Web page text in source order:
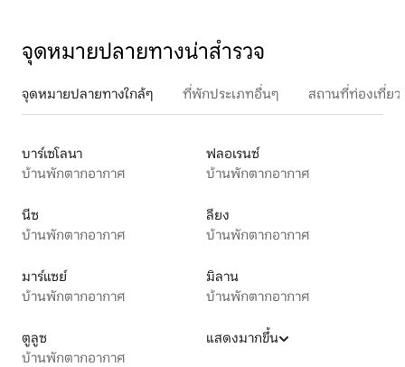
จุดหมายปลายทางน่าสำรวจ
จุดหมายปลายทางใกล้ๆ ที่พักประเภทอื่นๆ สถานที่ท่องเที่ย
บาร์เซโลนา
บ้านพักตากอากาศ
ฟลอเรนซ์
บ้านพักตากอากาศ
นีซ
บ้านพักตากอากาศ
ลียง
บ้านพักตากอากาศ
มาร์แซย์
บ้านพักตากอากาศ
มิลาน
บ้านพักตากอากาศ
ตูลูซ
บ้านพักตากอากาศ
แสดงมากขึ้น